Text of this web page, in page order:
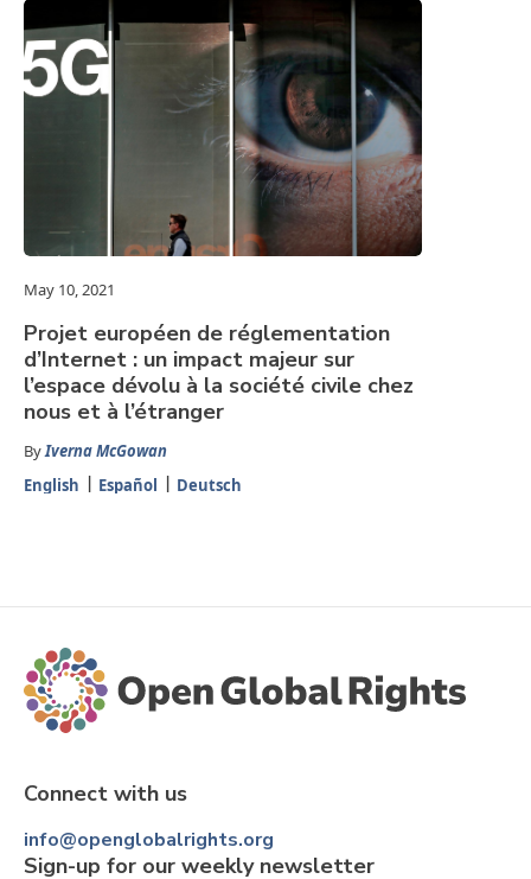
May 10, 2021
Projet européen de réglementation
d’Internet : un impact majeur sur
l’espace dévolu à la société civile chez
nous et à l’étranger
ByIverna McGowan
English
Español Deutsch
Connect with us
info@openglobalrights.org
Sign-up for our weekly newsletter